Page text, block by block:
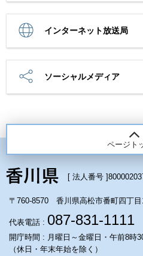
インターネット放送局
ソーシャルメディア
ページト
[ 法人番号 ]
〒760-8570 香川県高松市番町四丁目
代表電話 : 087-831-1111
開庁時間 : 月曜日～金曜日・午前8時
（休日・年末年始を除く）